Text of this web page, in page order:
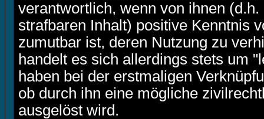
verantwortlich, wenn von ihnen
strafbaren Inhalt) positive Kenntnis
zumutbar ist, deren Nutzung zu
handelt es sich allerdings stets um
haben bei der erstmaligen
ob durch ihn eine mögliche
ausgelöst wird.